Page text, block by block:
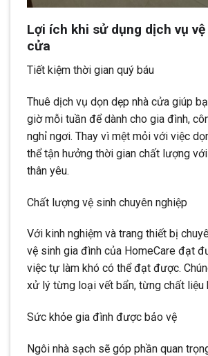
Lợi ích khi sử dụng dịch vụ
cửa
Tiết kiệm thời gian quý báu
Thuê dịch vụ dọn dẹp nhà cửa giúp
giờ mỗi tuần để dành cho gia đình,
nghỉ ngơi. Thay vì mệt mỏi với việc
thể tận hưởng thời gian chất lượng
thân yêu.
Chất lượng vệ sinh chuyên nghiệp
Với kinh nghiệm và trang thiết bị
vệ sinh gia đình của HomeCare đạt
việc tự làm khó có thể đạt được.
xử lý từng loại vết bẩn, từng chất liệu
Sức khỏe gia đình được bảo vệ
Ngôi nhà sạch sẽ góp phần quan